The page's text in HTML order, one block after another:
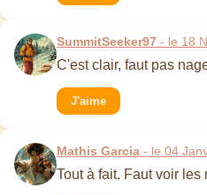
SummitSeeker97 - le 18
C'est clair, faut pas
J'aime
Mathis Garcia - le 04
Tout à fait. Faut voir les